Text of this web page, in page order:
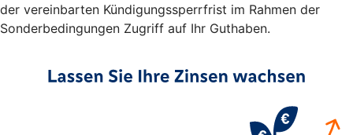
der vereinbarten Kündigungssperrfrist im Rahmen der
Sonderbedingungen Zugriff auf Ihr Guthaben.